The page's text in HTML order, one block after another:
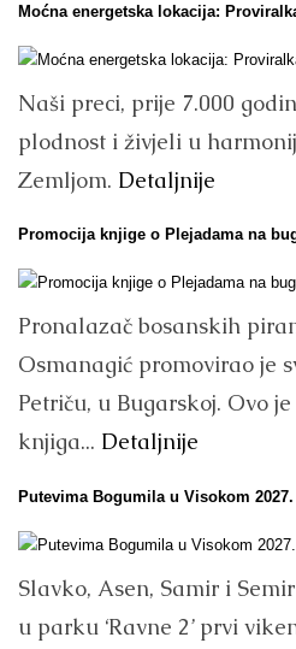
Moćna energetska lokacija:
Naši preci, prije 7.000
plodnost i živjeli u
Zemljom. Detaljnije
Promocija knjige o Plejadama na
Pronalazač bosanskih
Osmanagić promovirao je
Petriču, u Bugarskoj. Ovo
knjiga... Detaljnije
Putevima Bogumila u Visokom 2027.
Slavko, Asen, Samir i
u parku ‘Ravne 2’ prvi